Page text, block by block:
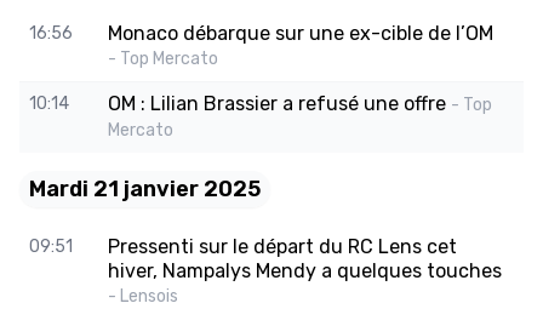
16:56 Monaco débarque sur une ex-cible de l’OM
- Top Mercato
10:14 OM : Lilian Brassier a refusé une offre - Top
Mercato
Mardi 21 janvier 2025
09:51
Pressenti sur le départ du RC Lens cet
hiver, Nampalys Mendy a quelques touches
- Lensois